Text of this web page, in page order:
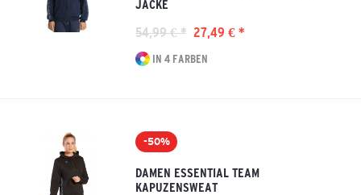
JACKE
54,99 € * 27,49 € *
IN 4 FARBEN
-50%
DAMEN ESSENTIAL TEAM
KAPUZENSWEAT